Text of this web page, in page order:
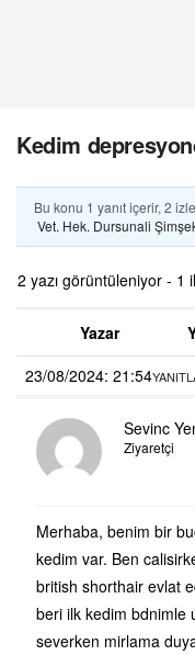
Kedim
Bu konu 1 yanıt içerir, 2
Vet. Hek. Dursunali
2 yazı görüntüleniyor - 1
Yazar
23/08/2024: 21:54
Sevinc
Ziyaretçi
Merhaba, benim bir
kedim var. Ben
british shorthair evlat
beri ilk kedim bdnimle
severken mirlama